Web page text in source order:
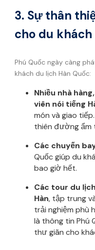
3. Sự thân
cho du khách
Phú Quốc ngày càng
khách du lịch Hàn Quốc:
Nhiều nhà
viên nói tiếng
món và giao
thiên đường ẩm
Các chuyến
Quốc giúp du
bao giờ hết.
Các tour du
Hàn, tập trung
trải nghiệm phù
là thông tin Phú
thư giãn cho